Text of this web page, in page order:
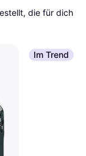
die für dich
Im Trend